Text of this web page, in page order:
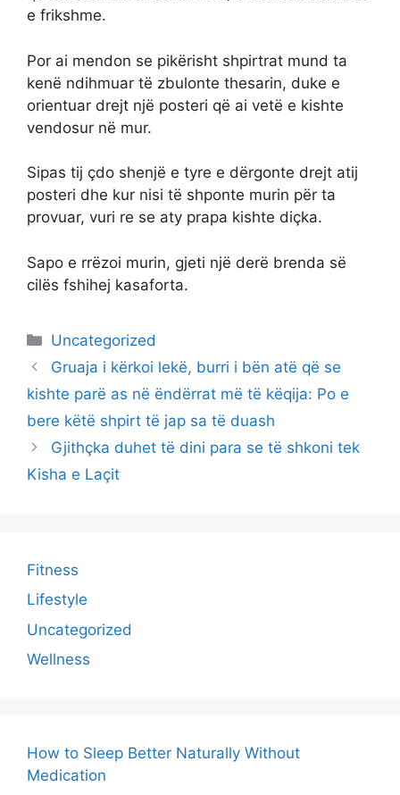
e frikshme.
Por ai mendon se pikërisht shpirtrat mund ta
kenë ndihmuar të zbulonte thesarin, duke e
orientuar drejt një posteri që ai vetë e kishte
vendosur në mur.
Sipas tij çdo shenjë e tyre e dërgonte drejt atij
posteri dhe kur nisi të shponte murin për ta
provuar, vuri re se aty prapa kishte diçka.
Sapo e rrëzoi murin, gjeti një derë brenda së
cilës fshihej kasaforta.
Categories
Uncategorized
Gruaja i kërkoi lekë, burri i bën atë që se
kishte parë as në ëndërrat më të këqija: Po e
bere këtë shpirt të jap sa të duash
Gjithçka duhet të dini para se të shkoni tek
Kisha e Laçit
Fitness
Lifestyle
Uncategorized
Wellness
How to Sleep Better Naturally Without
Medication